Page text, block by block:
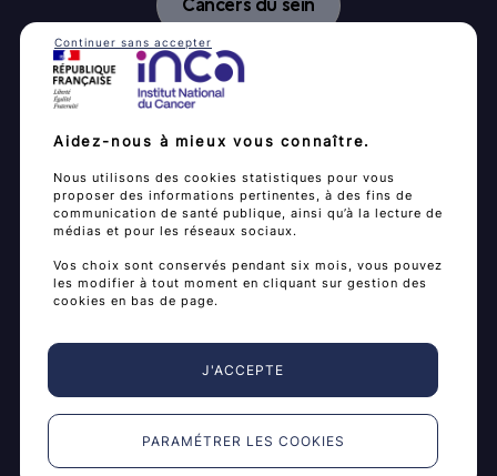
Cancers du sein
Cancer du col de l’utérus
Cancer du poumon
Documents simplifiés et traduits
et d’accompagnement à la réalisation de tests de
dépistages des cancers.
vous-même, en connaissance de cause, de réaliser
Aidez-nous à mieux vous connaître.
Nous utilisons des cookies statistiques pour vous
proposer des informations pertinentes, à des fins de
communication de santé publique, ainsi qu’à la lecture de
médias et pour les réseaux sociaux.
Vos choix sont conservés pendant six mois, vous pouvez
les modifier à tout moment en cliquant sur gestion des
cookies en bas de page.
J'ACCEPTE
PARAMÉTRER LES COOKIES
Continuer sans accepter